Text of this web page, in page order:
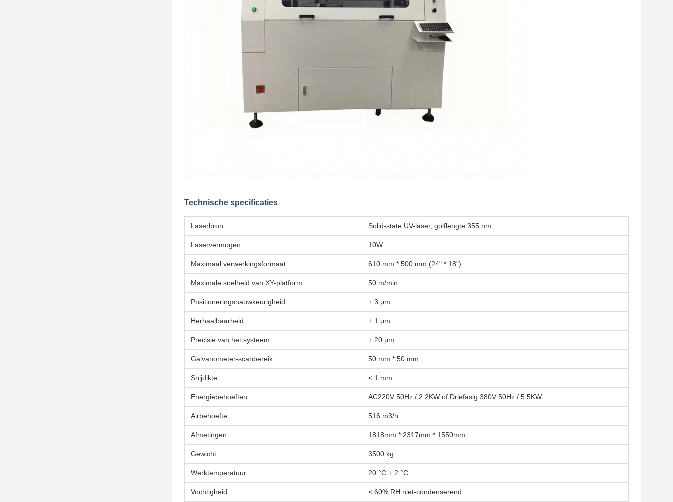
Technische specificaties
Laserbron Solid-state UV-laser, golflengte 355 nm
Laservermogen 10W
Maximaal verwerkingsformaat 610 mm * 500 mm (24" * 18")
Maximale snelheid van XY-platform 50 m/min
Positioneringsnauwkeurigheid ± 3 μm
Herhaalbaarheid ± 1 μm
Precisie van het systeem ± 20 μm
Galvanometer-scanbereik 50 mm * 50 mm
Snijdikte < 1 mm
Energiebehoeften AC220V 50Hz / 2.2KW of Driefasig 380V 50Hz / 5.5KW
Airbehoefte 516 m3/h
Afmetingen 1818mm * 2317mm * 1550mm
Gewicht 3500 kg
Werktemperatuur 20 °C ± 2 °C
Vochtigheid < 60% RH niet-condenserend